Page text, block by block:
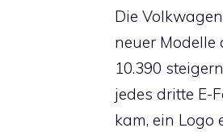
Die
neuer
10.390
jedes dritte E-
kam, ein Logo